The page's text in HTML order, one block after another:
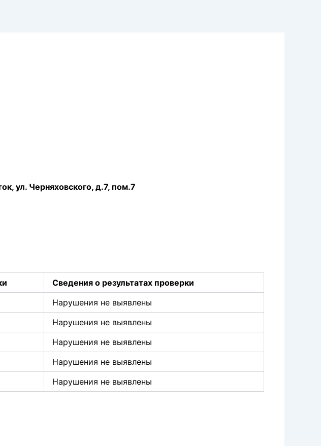
ул. Черняховского, д.7, пом.7
Сведения о результатах проверки
Нарушения не выявлены
Нарушения не выявлены
Нарушения не выявлены
Нарушения не выявлены
Нарушения не выявлены